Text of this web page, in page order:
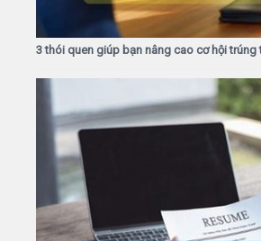
3 thói quen giúp bạn nâng cao cơ hội trúng